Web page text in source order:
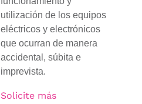
utilización de los equipos
eléctricos y electrónicos
que ocurran de manera
accidental, súbita e
imprevista.
Solicite más